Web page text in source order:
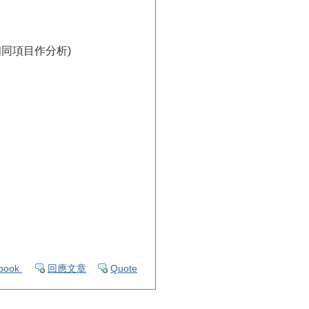
項目作分析)
回應文章 Quote